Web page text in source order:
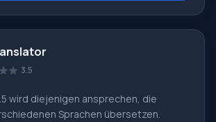
Website herunterladen.
3.5
wird diejenigen ansprechen, die
Sprachen übersetzen.